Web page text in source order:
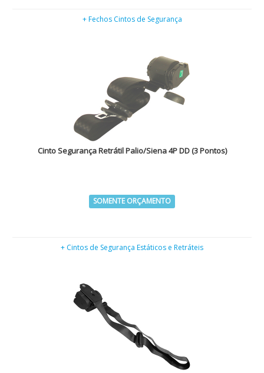
+ Fechos Cintos de Segurança
Cinto Segurança Retrátil Palio/Siena 4P DD (3 Pontos)
SOMENTE ORÇAMENTO
+ Cintos de Segurança Estáticos e Retráteis